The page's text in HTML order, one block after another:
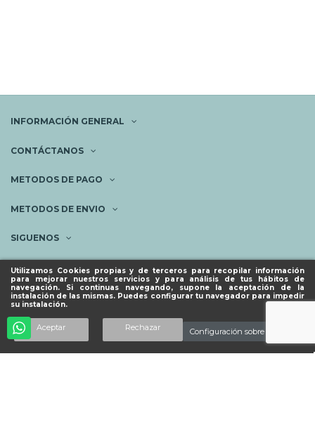
Utilizamos Cookies propias y de terceros para recopilar información
para mejorar nuestros servicios y para análisis de tus hábitos de
navegación. Si continuas navegando, supone la aceptación de la
instalación de las mismas. Puedes configurar tu navegador para impedir
su instalación.
Aceptar Rechazar Configuración sobre cookies
Añadir al carrito
INFORMACIÓN GENERAL
CONTÁCTANOS
METODOS DE PAGO
METODOS DE ENVIO
SIGUENOS
NEWSLETTER